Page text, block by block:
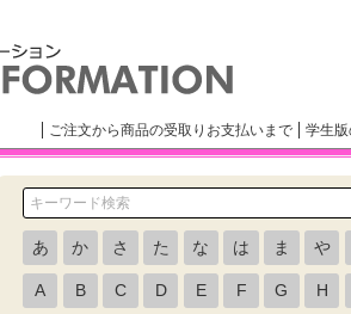
ご注文から商品の受取りお支払いまで 学生
あ か さ た な は ま や
A B C D E F G H